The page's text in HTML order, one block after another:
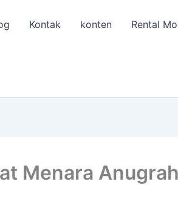
Kontak konten Rental
Menara